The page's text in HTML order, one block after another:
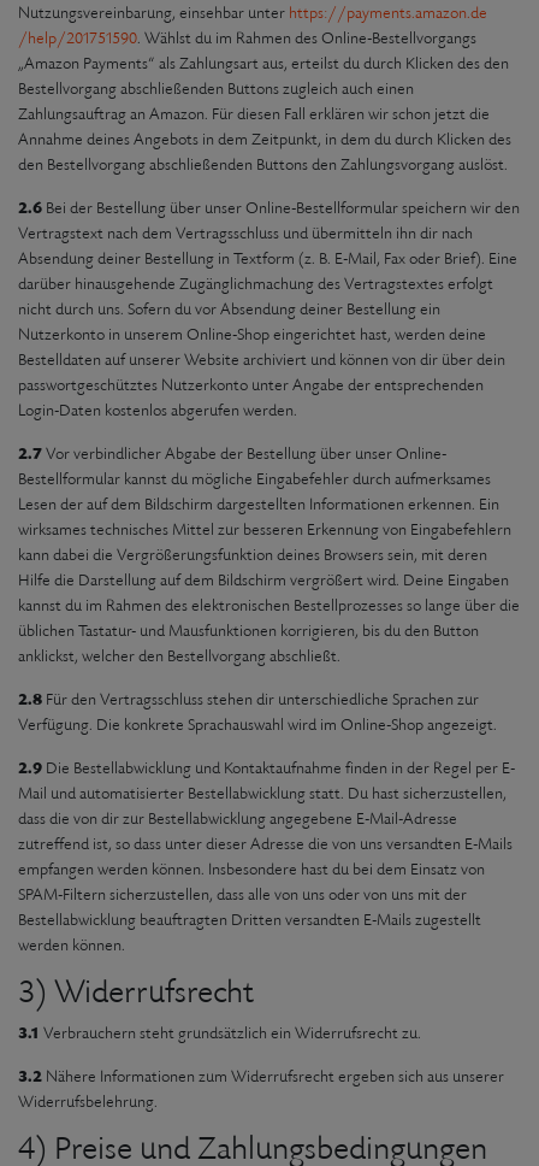
Nutzungsvereinbarung, einsehbar unter https://payments.amazon.de
/help/201751590. Wählst du im Rahmen des Online-Bestellvorgangs
„Amazon Payments“ als Zahlungsart aus, erteilst du durch Klicken des den
Bestellvorgang abschließenden Buttons zugleich auch einen
Zahlungsauftrag an Amazon. Für diesen Fall erklären wir schon jetzt die
Annahme deines Angebots in dem Zeitpunkt, in dem du durch Klicken des
den Bestellvorgang abschließenden Buttons den Zahlungsvorgang auslöst.
2.6 Bei der Bestellung über unser Online-Bestellformular speichern wir den
Vertragstext nach dem Vertragsschluss und übermitteln ihn dir nach
Absendung deiner Bestellung in Textform (z. B. E-Mail, Fax oder Brief). Eine
darüber hinausgehende Zugänglichmachung des Vertragstextes erfolgt
nicht durch uns. Sofern du vor Absendung deiner Bestellung ein
Nutzerkonto in unserem Online-Shop eingerichtet hast, werden deine
Bestelldaten auf unserer Website archiviert und können von dir über dein
passwortgeschütztes Nutzerkonto unter Angabe der entsprechenden
Login-Daten kostenlos abgerufen werden.
2.7Vor verbindlicher Abgabe der Bestellung über unser Online-
Bestellformular kannst du mögliche Eingabefehler durch aufmerksames
Lesen der auf dem Bildschirm dargestellten Informationen erkennen. Ein
wirksames technisches Mittel zur besseren Erkennung von Eingabefehlern
kann dabei die Vergrößerungsfunktion deines Browsers sein, mit deren
Hilfe die Darstellung auf dem Bildschirm vergrößert wird. Deine Eingaben
kannst du im Rahmen des elektronischen Bestellprozesses so lange über die
üblichen Tastatur- und Mausfunktionen korrigieren, bis du den Button
anklickst, welcher den Bestellvorgang abschließt.
2.8 Für den Vertragsschluss stehen dir unterschiedliche Sprachen zur
Verfügung. Die konkrete Sprachauswahl wird im Online-Shop angezeigt.
2.9 Die Bestellabwicklung und Kontaktaufnahme finden in der Regel per E-
Mail und automatisierter Bestellabwicklung statt. Du hast sicherzustellen,
dass die von dir zur Bestellabwicklung angegebene E-Mail-Adresse
zutreffend ist, so dass unter dieser Adresse die von uns versandten E-Mails
empfangen werden können. Insbesondere hast du bei dem Einsatz von
SPAM-Filtern sicherzustellen, dass alle von uns oder von uns mit der
Bestellabwicklung beauftragten Dritten versandten E-Mails zugestellt
werden können.
3) Widerrufsrecht
3.1 Verbrauchern steht grundsätzlich ein Widerrufsrecht zu.
3.2 Nähere Informationen zum Widerrufsrecht ergeben sich aus unserer
Widerrufsbelehrung.
4) Preise und Zahlungsbedingungen